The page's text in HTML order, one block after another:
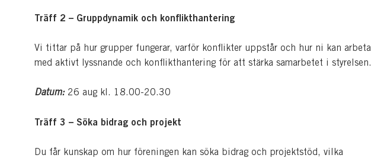
Träff 2 – Gruppdynamik och konflikthantering
Vi tittar på hur grupper fungerar, varför konflikter uppstår och hur ni kan arbeta
med aktivt lyssnande och konflikthantering för att stärka samarbetet i styrelsen.
Datum:26 aug kl. 18.00-20.30
Träff 3 – Söka bidrag och projekt
Du får kunskap om hur föreningen kan söka bidrag och projektstöd, vilka